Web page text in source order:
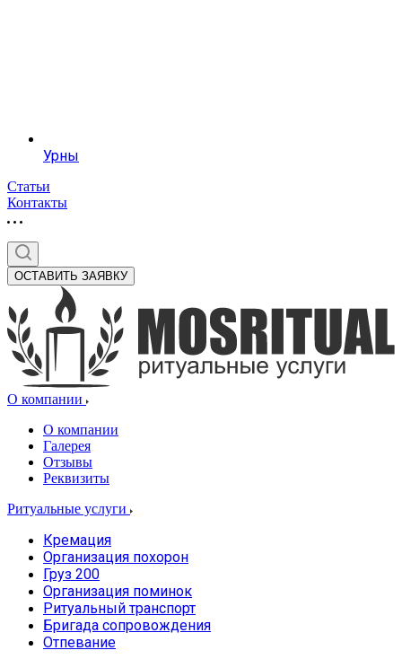
Урны
Статьи
Контакты
ОСТАВИТЬ ЗАЯВКУ
О компании
О компании
Галерея
Отзывы
Реквизиты
Ритуальные услуги
Кремация
Организация похорон
Груз 200
Организация поминок
Ритуальный транспорт
Бригада сопровождения
Отпевание